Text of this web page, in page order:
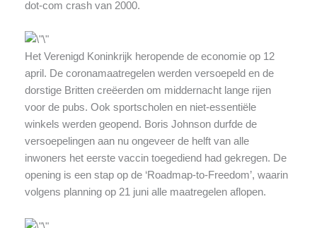
dot-com crash van 2000.
Het Verenigd Koninkrijk heropende de economie op 12
april. De coronamaatregelen werden versoepeld en de
dorstige Britten creëerden om middernacht lange rijen
voor de pubs. Ook sportscholen en niet-essentiële
winkels werden geopend. Boris Johnson durfde de
versoepelingen aan nu ongeveer de helft van alle
inwoners het eerste vaccin toegediend had gekregen. De
opening is een stap op de ‘Roadmap-to-Freedom’, waarin
volgens planning op 21 juni alle maatregelen aflopen.